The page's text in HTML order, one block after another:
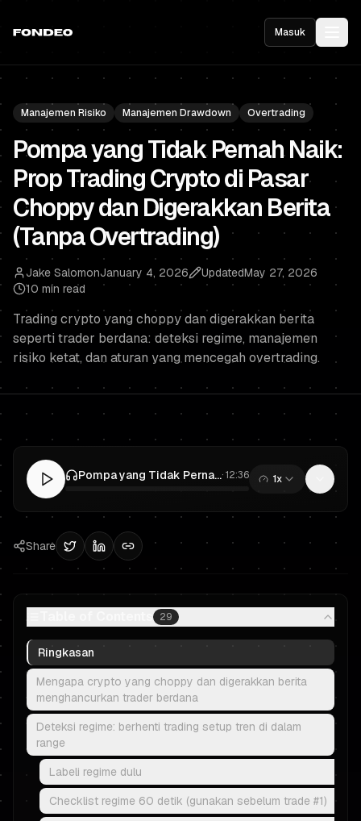
Masuk
Manajemen Risiko Manajemen Drawdown Overtrading
Pompa yang Tidak Pernah Naik:
Prop Trading Crypto di Pasar
Choppy dan Digerakkan Berita
(Tanpa Overtrading)
Jake SalomonJanuary 4, 2026 UpdatedMay 27, 2026
10 min read
Trading crypto yang choppy dan digerakkan berita
seperti trader berdana: deteksi regime, manajemen
risiko ketat, dan aturan yang mencegah overtrading.
Pompa yang Tidak Pernah Naik: Prop Trading Crypto di Pasar Choppy dan Digerakkan Berita (Tanpa Overtrading)·12:36 1x
Share
29
Ringkasan
Mengapa crypto yang choppy dan digerakkan berita
menghancurkan trader berdana
Deteksi regime: berhenti trading setup tren di dalam
range
Labeli regime dulu
Checklist regime 60 detik (gunakan sebelum trade #1)